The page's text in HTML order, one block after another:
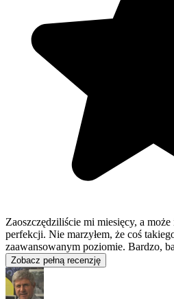
Zaoszczędziliście mi miesięcy, a
perfekcji. Nie marzyłem, że coś
zaawansowanym poziomie. Bardzo,
Zobacz pełną recenzję